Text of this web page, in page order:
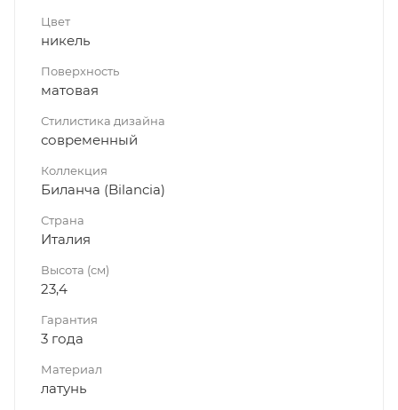
Цвет
никель
Поверхность
матовая
Стилистика дизайна
современный
Коллекция
Биланча (Bilancia)
Страна
Италия
Высота (см)
23,4
Гарантия
3 года
Материал
латунь